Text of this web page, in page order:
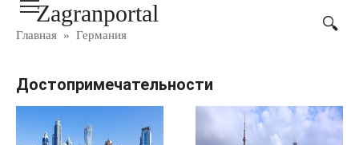
ПерейтиZagranportal
Главная » Германия
Достопримечательности